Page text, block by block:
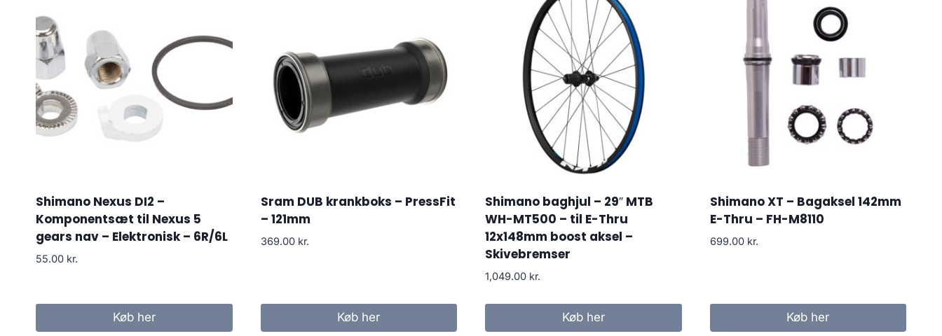
Shimano Nexus DI2 –
Komponentsæt til Nexus 5
gears nav – Elektronisk – 6R/6L
55.00 kr.
Køb her
Sram DUB krankboks – PressFit
– 121mm
369.00 kr.
Køb her
Shimano baghjul – 29″ MTB
WH-MT500 – til E-Thru
12x148mm boost aksel –
Skivebremser
1,049.00 kr.
Køb her
Shimano XT – Bagaksel 142mm
E-Thru – FH-M8110
699.00 kr.
Køb her